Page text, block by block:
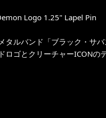
Logo 1.25" Lapel Pin
タルバンド「ブラック・サバ
ロゴとクリーチャーICONの